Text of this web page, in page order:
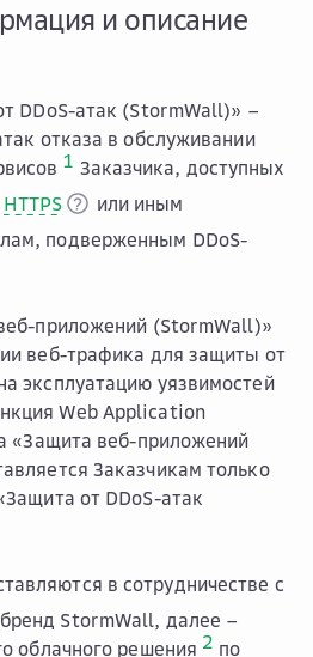
и описание
DDoS-атак (StormWall)» –
отказа в обслуживании
1 Заказчика, доступных
HTTPS
или иным
подверженным DDoS-
приложений (StormWall)»
веб-трафика для защиты от
эксплуатацию уязвимостей
Web Application
«Защита веб-приложений
Заказчикам только
от DDoS-атак
в сотрудничестве с
StormWall, далее –
облачного решения 2 по